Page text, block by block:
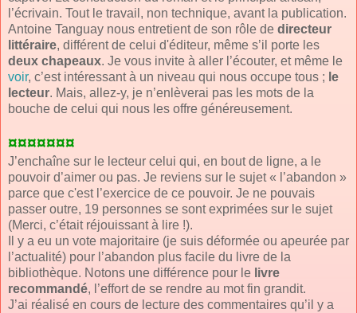
l’écrivain. Tout le travail, non technique, avant la publication.
Antoine Tanguay nous entretient de son rôle de directeur
littéraire, différent de celui d'éditeur, même s’il porte les
deux chapeaux. Je vous invite à aller l’écouter, et même le
voir, c’est intéressant à un niveau qui nous occupe tous ; le
lecteur. Mais, allez-y, je n’enlèverai pas les mots de la
bouche de celui qui nous les offre généreusement.
¤¤¤¤¤¤¤
J’enchaîne sur le lecteur celui qui, en bout de ligne, a le
pouvoir d’aimer ou pas. Je reviens sur le sujet « l’abandon »
parce que c'est l’exercice de ce pouvoir. Je ne pouvais
passer outre, 19 personnes se sont exprimées sur le sujet
(Merci, c’était réjouissant à lire !).
Il y a eu un vote majoritaire (je suis déformée ou apeurée par
l’actualité) pour l’abandon plus facile du livre de la
bibliothèque. Notons une différence pour le livre
recommandé, l’effort de se rendre au mot fin grandit.
J’ai réalisé en cours de lecture des commentaires qu’il y a